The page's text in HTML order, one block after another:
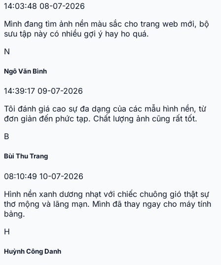
14:03:48 08-07-2026
Mình đang tìm ảnh nền màu sắc cho trang web mới, bộ
sưu tập này có nhiều gợi ý hay ho quá.
N
Ngô Văn Bình
14:39:17 09-07-2026
Tôi đánh giá cao sự đa dạng của các mẫu hình nền, từ
đơn giản đến phức tạp. Chất lượng ảnh cũng rất tốt.
B
Bùi Thu Trang
08:10:49 10-07-2026
Hình nền xanh dương nhạt với chiếc chuông gió thật sự
thơ mộng và lãng mạn. Mình đã thay ngay cho máy tính
bảng.
H
Huỳnh Công Danh